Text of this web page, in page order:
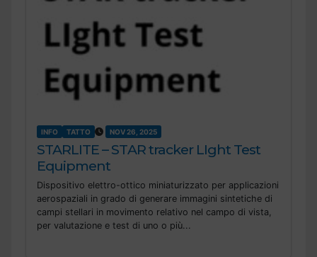
INFO TATTO NOV 26, 2025
STARLITE – STAR tracker LIght Test
Equipment
Dispositivo elettro-ottico miniaturizzato per applicazioni
aerospaziali in grado di generare immagini sintetiche di
campi stellari in movimento relativo nel campo di vista,
per valutazione e test di uno o più...